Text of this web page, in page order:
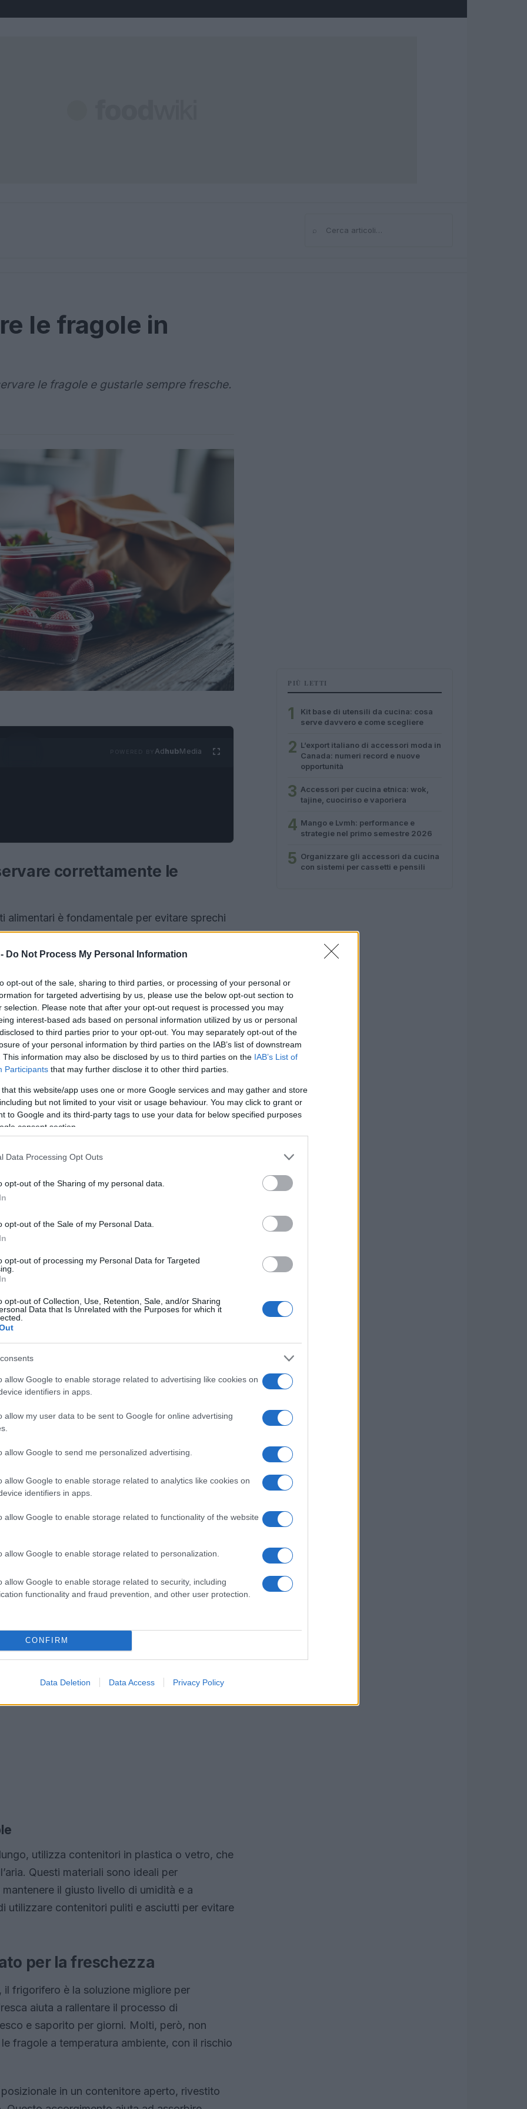
Do Not Process My Personal Information
opt-out of the sale, sharing to third parties, or processing of your personal or
for targeted advertising by us, please use the below opt-out section to
selection. Please note that after your opt-out request is processed you may
interest-based ads based on personal information utilized by us or personal
to third parties prior to your opt-out. You may separately opt-out of the
of your personal information by third parties on the IAB’s list of downstream
This information may also be disclosed by us to third parties on the IAB’s List of
Participants that may further disclose it to other third parties.
that this website/app uses one or more Google services and may gather and store
but not limited to your visit or usage behaviour. You may click to grant or
to Google and its third-party tags to use your data for below specified purposes
consent section.
Data Processing Opt Outs
opt-out of the Sharing of my personal data.
opt-out of the Sale of my Personal Data.
opt-out of processing my Personal Data for Targeted
opt-out of Collection, Use, Retention, Sale, and/or Sharing
Data that Is Unrelated with the Purposes for which it
allow Google to enable storage related to advertising like cookies on
identifiers in apps.
allow my user data to be sent to Google for online advertising
allow Google to send me personalized advertising.
allow Google to enable storage related to analytics like cookies on
identifiers in apps.
allow Google to enable storage related to functionality of the website
allow Google to enable storage related to personalization.
allow Google to enable storage related to security, including
functionality and fraud prevention, and other user protection.
CONFIRM
Data Deletion Data Access Privacy Policy
Cerca
le fragole in
le fragole e gustarle sempre fresche.
AdhubMedia
correttamente le
è fondamentale per evitare sprechi
Le fragole, frutto dolce e versatile,
la loro conservazione, poiché sono soggette
cura. Un buon metodo di conservazione
ne preserva anche il sapore e la
di questo delizioso frutto durante tutta la
per il loro gusto e la loro versatilità in
di piatti, dai dessert alle insalate, fino a
Tuttavia, la loro delicatezza le rende
possono comprometterne la qualità.
pratiche per la loro conservazione.
delle fragole
è importante considerare alcuni aspetti
le fragole nel contenitore di vendita
una corretta ventilazione e può
il deterioramento del frutto.
dopo qualche giorno, non lavarle fino al
può lasciare umidità residua, che
di sistemare le fragole in modo che non
e marciumi.
utilizza contenitori in plastica o vetro, che
Questi materiali sono ideali per
il giusto livello di umidità e a
utilizzare contenitori puliti e asciutti per evitare
per la freschezza
frigorifero è la soluzione migliore per
aiuta a rallentare il processo di
e saporito per giorni. Molti, però, non
fragole a temperatura ambiente, con il rischio
in un contenitore aperto, rivestito
PIÙ LETTI
1
Kit base di utensili da cucina: cosa
serve davvero e come scegliere
2 L’export italiano di accessori moda in
Canada: numeri record e nuove
opportunità
3 Accessori per cucina etnica: wok,
tajine, cuociriso e vaporiera
4 Mango e Lvmh: performance e
strategie nel primo semestre 2026
5 Organizzare gli accessori da cucina
con sistemi per cassetti e pensili